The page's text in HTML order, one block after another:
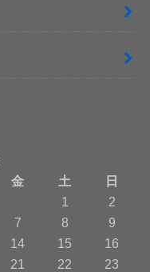
金 土
日
1
2
7 8
9
14 15
16
21 22 23